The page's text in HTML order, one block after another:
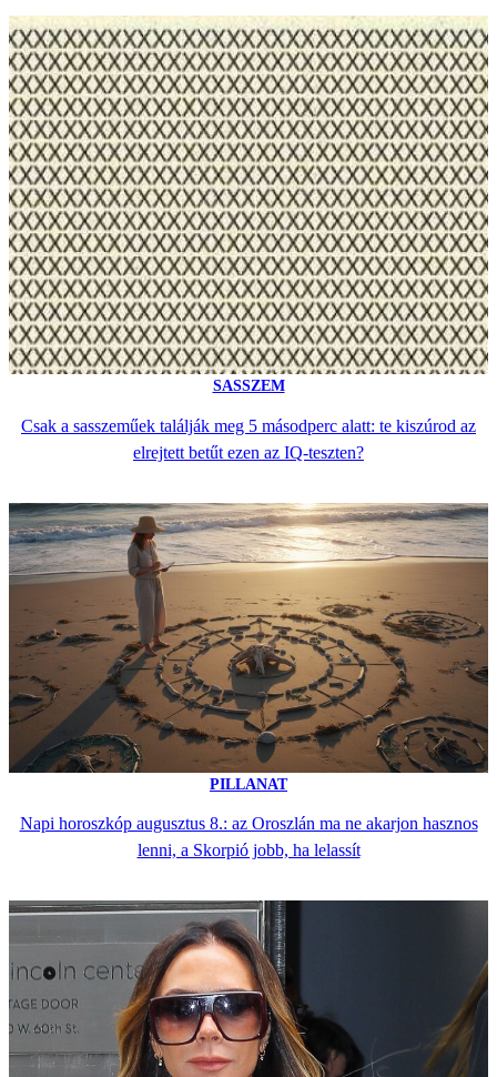
SASSZEM
Csak a sasszeműek találják meg 5 másodperc alatt: te kiszúrod az
elrejtett betűt ezen az IQ-teszten?
PILLANAT
Napi horoszkóp augusztus 8.: az Oroszlán ma ne akarjon hasznos
lenni, a Skorpió jobb, ha lelassít